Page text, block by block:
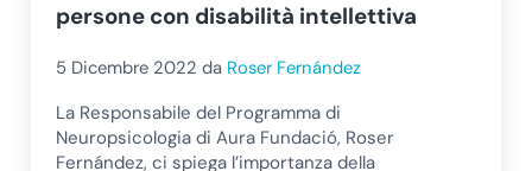
persone con disabilità intellettiva
5 Dicembre 2022 da Roser Fernández
La Responsabile del Programma di
Neuropsicologia di Aura Fundació, Roser
Fernández, ci spiega l’importanza della